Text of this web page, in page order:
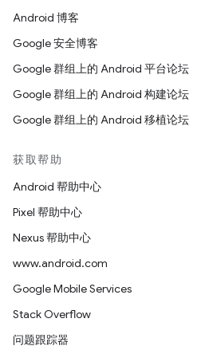
Android 博客
Google 安全博客
Google 群组上的 Android 平台论坛
Google 群组上的 Android 构建论坛
Google 群组上的 Android 移植论坛
获取帮助
Android 帮助中心
Pixel 帮助中心
Nexus 帮助中心
www.android.com
Google Mobile Services
Stack Overflow
问题跟踪器